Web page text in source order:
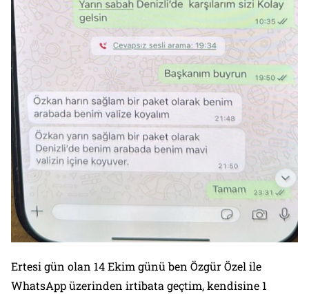
Ertesi gün olan 14 Ekim günü ben Özgür Özel ile
WhatsApp üzerinden irtibata geçtim, kendisine 1